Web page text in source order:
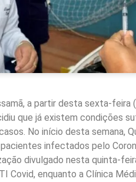
a partir desta sexta-
que já existem condições
No início desta semana,
infectados pelo
divulgado nesta quinta-
Covid, enquanto a Clínica